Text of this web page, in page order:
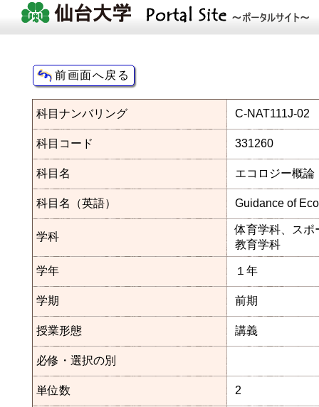
科目ナンバリング C-NAT111J-02
科目コード 331260
科目名 エコロジー概論
科目名（英語） Guidance of
学科
体育学科、スポ
教育学科
学年 １年
学期 前期
授業形態 講義
必修・選択の別
単位数 2